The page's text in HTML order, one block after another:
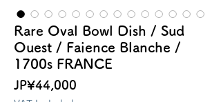
Rare Oval Bowl Dish / Sud
Ouest / Faience Blanche /
1700s FRANCE
JP¥44,000